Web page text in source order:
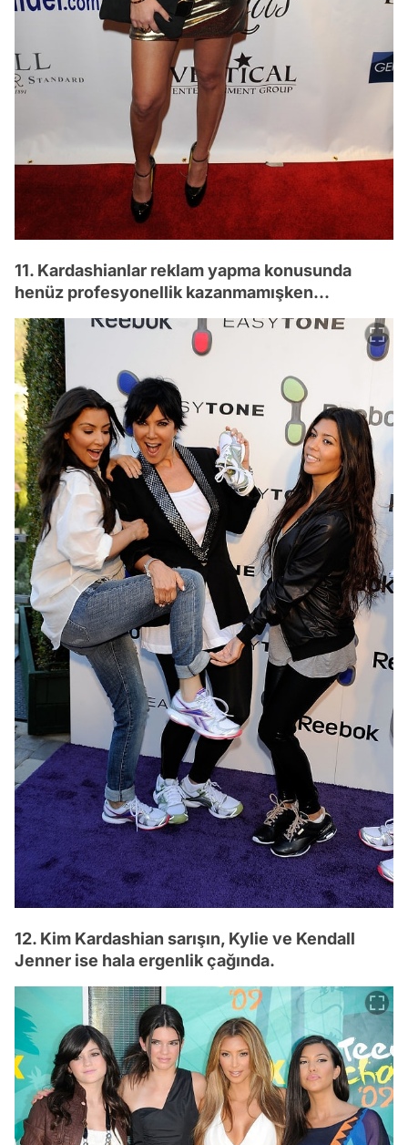
11. Kardashianlar reklam yapma konusunda
henüz profesyonellik kazanmamışken...
12. Kim Kardashian sarışın, Kylie ve Kendall
Jenner ise hala ergenlik çağında.